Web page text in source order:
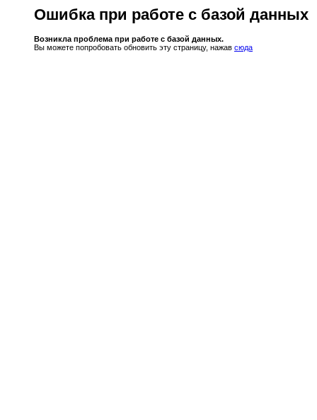
Ошибка при работе с базой данных
Возникла проблема при работе с базой данных.
Вы можете попробовать обновить эту страницу, нажав сюда